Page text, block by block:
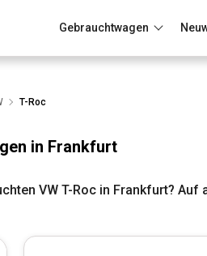
Gebrauchtwagen
T-Roc
in Frankfurt
VW T-Roc in Frankfurt?